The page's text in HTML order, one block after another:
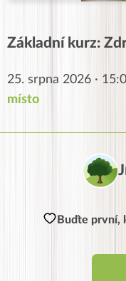
Základní kurz:
25. srpna 2026 ·
místo
Buďte první,